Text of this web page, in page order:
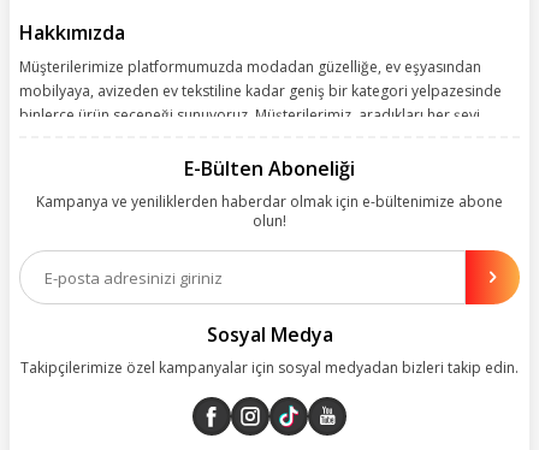
Hakkımızda
Müşterilerimize platformumuzda modadan güzelliğe, ev eşyasından
mobilyaya, avizeden ev tekstiline kadar geniş bir kategori yelpazesinde
binlerce ürün seçeneği sunuyoruz. Müşterilerimiz, aradıkları her şeyi
kolay, kusursuz ve keyifli bir alışveriş yolculuğu sunarken deneyiminize
olanakları sunuyoruz. Çalışmalarımızı müşterilerimizin memnuniyetini
esas alarak yürütüyoruz.
E-Bülten Aboneliği
Kampanya ve yeniliklerden haberdar olmak için e-bültenimize abone
olun!
Sosyal Medya
Takipçilerimize özel kampanyalar için sosyal medyadan bizleri takip edin.